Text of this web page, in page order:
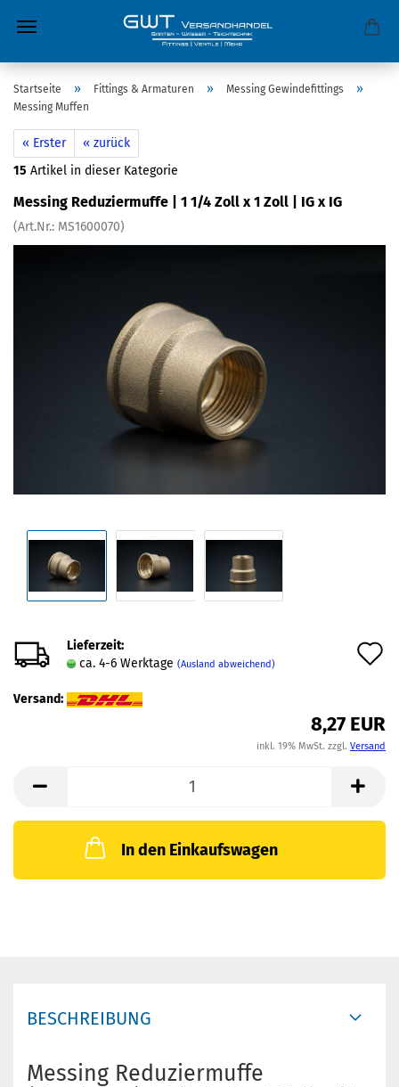
Startseite » Fittings & Armaturen » Messing Gewindefittings »
Messing Muffen
« Erster
« zurück
15 Artikel in dieser Kategorie
Messing Reduziermuffe | 1 1/4 Zoll x 1 Zoll | IG x IG
(Art.Nr.: MS1600070)
Lieferzeit:
ca. 4-6 Werktage (Ausland abweichend)
Versand:
8,27 EUR
inkl. 19% MwSt. zzgl. Versand
In den Einkaufswagen
BESCHREIBUNG
Messing Reduziermuffe